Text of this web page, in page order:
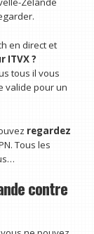
en direct et
ITVX ?
tous il vous
valide pour un
regardez
Tous les
contre